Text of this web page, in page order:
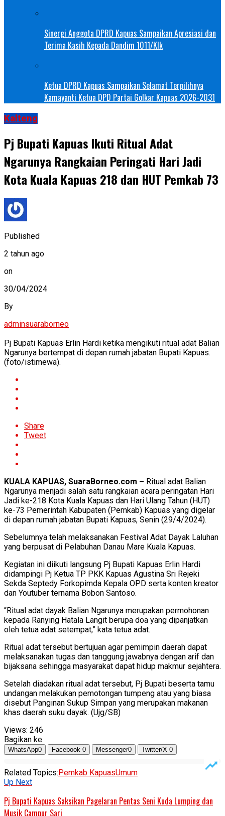
Sinergi Anggota DPRD Kapuas Sampaikan Apresiasi dan
Terima Kasih Kepada Dandim 1011/Klk
Ketua DPRD Kapuas Sampaikan Selamat Terpilihnya
Kamayanti Ketua DPD Partai Golkar Kapuas 2026-2031
Kalteng
Pj Bupati Kapuas Ikuti Ritual Adat
Ngarunya Rangkaian Peringati Hari Jadi
Kota Kuala Kapuas 218 dan HUT Pemkab 73
Published
2 tahun ago
on
30/04/2024
By
adminsuaraborneo
Pj Bupati Kapuas Erlin Hardi ketika mengikuti ritual adat Balian
Ngarunya bertempat di depan rumah jabatan Bupati Kapuas.
(foto/istimewa).
Share
Tweet
KUALA KAPUAS, SuaraBorneo.com – Ritual adat Balian
Ngarunya menjadi salah satu rangkaian acara peringatan Hari
Jadi ke-218 Kota Kuala Kapuas dan Hari Ulang Tahun (HUT)
ke-73 Pemerintah Kabupaten (Pemkab) Kapuas yang digelar
di depan rumah jabatan Bupati Kapuas, Senin (29/4/2024).
Sebelumnya telah melaksanakan Festival Adat Dayak Laluhan
yang berpusat di Pelabuhan Danau Mare Kuala Kapuas.
Kegiatan ini diikuti langsung Pj Bupati Kapuas Erlin Hardi
didampingi Pj Ketua TP PKK Kapuas Agustina Sri Rejeki
Sekda Septedy Forkopimda Kepala OPD serta konten kreator
dan Youtuber ternama Bobon Santoso.
“Ritual adat dayak Balian Ngarunya merupakan permohonan
kepada Ranying Hatala Langit berupa doa yang dipanjatkan
oleh tetua adat setempat,” kata tetua adat.
Ritual adat tersebut bertujuan agar pemimpin daerah dapat
melaksanakan tugas dan tanggung jawabnya dengan arif dan
bijaksana sehingga masyarakat dapat hidup makmur sejahtera.
Setelah diadakan ritual adat tersebut, Pj Bupati beserta tamu
undangan melakukan pemotongan tumpeng atau yang biasa
disebut Panginan Sukup Simpan yang merupakan makanan
khas daerah suku dayak. (Ujg/SB)
Views: 246
Bagikan ke
WhatsApp0 Facebook 0 Messenger0 Twitter/X 0
Related Topics:Pemkab KapuasUmum
Up Next
Pj Bupati Kapuas Saksikan Pagelaran Pentas Seni Kuda Lumping dan
Musik Campur Sari